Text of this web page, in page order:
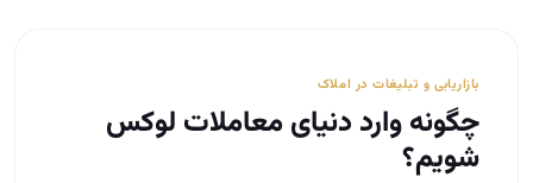
بازاریابی و تبلیغات در املاک
چگونه وارد دنیای معاملات لوکس
شویم؟